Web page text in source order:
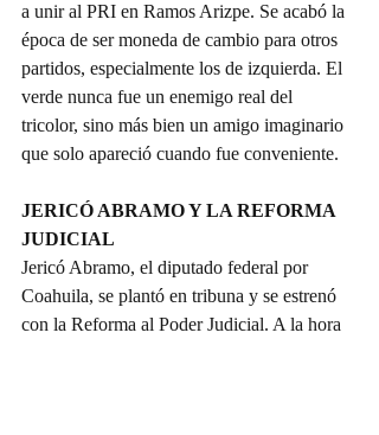
a unir al PRI en Ramos Arizpe. Se acabó la
época de ser moneda de cambio para otros
partidos, especialmente los de izquierda. El
verde nunca fue un enemigo real del
tricolor, sino más bien un amigo imaginario
que solo apareció cuando fue conveniente.
JERICÓ ABRAMO Y LA REFORMA
JUDICIAL
Jericó Abramo, el diputado federal por
Coahuila, se plantó en tribuna y se estrenó
con la Reforma al Poder Judicial. A la hora